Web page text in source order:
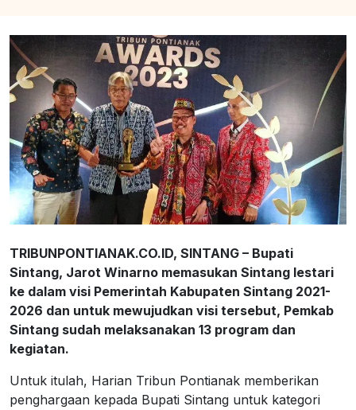
TRIBUNPONTIANAK.CO.ID, SINTANG – Bupati
Sintang, Jarot Winarno memasukan Sintang lestari
ke dalam visi Pemerintah Kabupaten Sintang 2021-
2026 dan untuk mewujudkan visi tersebut, Pemkab
Sintang sudah melaksanakan 13 program dan
kegiatan.
Untuk itulah, Harian Tribun Pontianak memberikan
penghargaan kepada Bupati Sintang untuk kategori